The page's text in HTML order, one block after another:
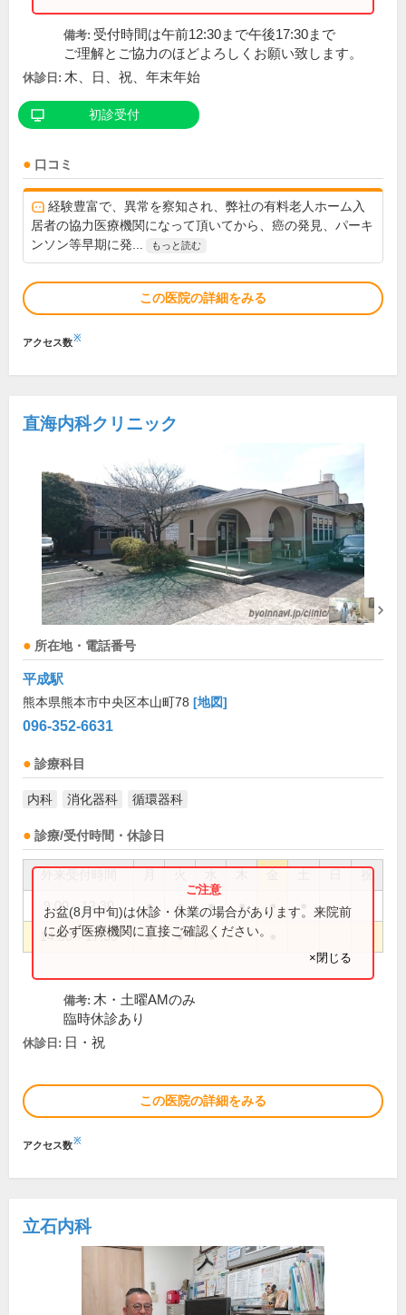
備考: 受付時間は午前12:30まで午後17:30まで
ご理解とご協力のほどよろしくお願い致します。
休診日: 木、日、祝、年末年始
初診受付
口コミ
経験豊富で、異常を察知され、弊社の有料老人ホーム入
居者の協力医療機関になって頂いてから、癌の発見、パーキ
ンソン等早期に発...
もっと読む
この医院の詳細をみる
アクセス数※
直海内科クリニック
所在地・電話番号
平成駅
熊本県熊本市中央区本山町78 [地図]
096-352-6631
診療科目
内科 消化器科 循環器科
診療/受付時間・休診日
祝
9:00～12:30 ● ● ● ● ●
14:30～17:30 ● ● ●
お盆(8月中旬)は休診・休業の場合があります。来院前
に必ず医療機関に直接ご確認ください。
×閉じる
備考: 木・土曜AMのみ
臨時休診あり
休診日: 日・祝
この医院の詳細をみる
アクセス数※
立石内科